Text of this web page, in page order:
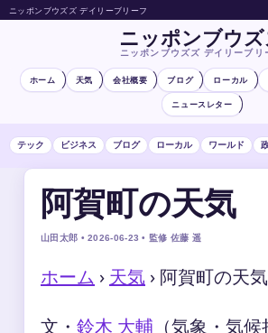
ニッポンブウズズ デイリーブリーフ
ニッポンブウ
ニッポンブウズズ デイリーブリ
ホーム 天気 会社概要 ブログ ローカル
ニュースレター
テック ビジネス ブログ ローカル ワールド
阿賀町の天気
山田太郎 • 2026-06-23 • 監修 佐藤 遥
ホーム › 天気 › 阿賀町の天気
文・ 鈴木 大輔 （気象・気候